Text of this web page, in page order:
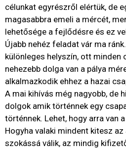
célunkat egyrészről elértük, de
magasabbra emeli a mércét,
lehetősége a fejlődésre és ez
Újabb nehéz feladat vár ma
különleges helyszín, ott minden
nehezebb dolga van a pálya
alkalmazkodik ehhez a hazai
A mai kihívás még nagyobb, de
dolgok amik történnek egy
történnek. Lehet, hogy arra van
Hogyha valaki mindent kitesz
szokássá válik, az mindig